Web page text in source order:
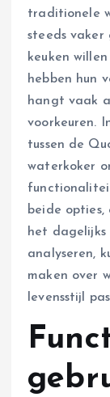
traditionele
steeds vaker
keuken
hebben hun
hangt vaak
voorkeuren.
tussen de
waterkoker
beide opties,
het
analyseren,
maken over
levensstijl